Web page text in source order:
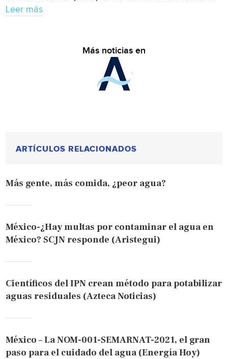
Leer más
Más noticias en
ARTÍCULOS RELACIONADOS
Más gente, más comida, ¿peor agua?
México-¿Hay multas por contaminar el agua en
México? SCJN responde (Aristegui)
Científicos del IPN crean método para potabilizar
aguas residuales (Azteca Noticias)
México – La NOM-001-SEMARNAT-2021, el gran
paso para el cuidado del agua (Energía Hoy)